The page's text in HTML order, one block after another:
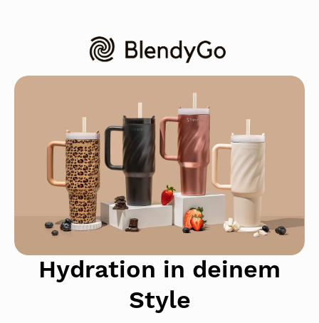
Hydration in deinem
Style